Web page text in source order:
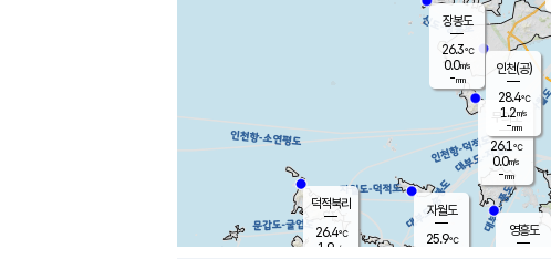
무의도
26.1℃
0.0m/s
-mm
영흥도
자월도
25.9℃
장봉도
26.3℃
0.0m/s
-mm
덕적북리
26.4℃
1.9m/s
인천(공)
28.4℃
1.2m/s
-mm